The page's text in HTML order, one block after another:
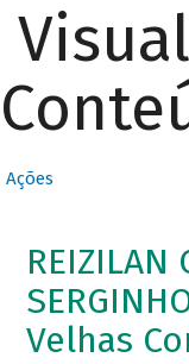
Ações
REIZILAN
Velhas